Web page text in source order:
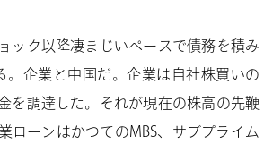
ック以降凄まじいペースで債務を積み
。企業と中国だ。企業は自社株買いの
を調達した。それが現在の株高の先鞭
ローンはかつてのMBS、サブプライム